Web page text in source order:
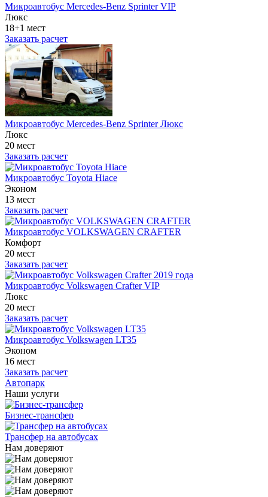
Микроавтобус Mercedes-Benz Sprinter VIP
Люкс
18+1 мест
Заказать расчет
Микроавтобус Mercedes-Benz Sprinter Люкс
Люкс
20 мест
Заказать расчет
Микроавтобус Toyota Hiace
Эконом
13 мест
Заказать расчет
Микроавтобус VOLKSWAGEN CRAFTER
Комфорт
20 мест
Заказать расчет
Микроавтобус Volkswagen Crafter VIP
Люкс
20 мест
Заказать расчет
Микроавтобус Volkswagen LT35
Эконом
16 мест
Заказать расчет
Автопарк
Наши услуги
Бизнес-трансфер
Трансфер на автобусах
Нам доверяют